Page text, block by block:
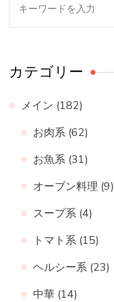
カテゴリー
メイン (182)
お肉系 (62)
お魚系 (31)
オーブン料理 (9)
スープ系 (4)
トマト系 (15)
ヘルシー系 (23)
中華 (14)